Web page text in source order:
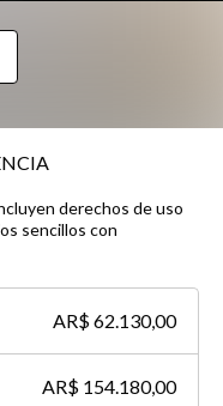
derechos de uso
sencillos con
AR$ 62.130,00
AR$ 154.180,00